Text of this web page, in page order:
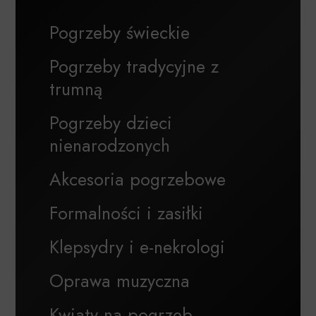
Pogrzeby świeckie
Pogrzeby tradycyjne z
trumną
Pogrzeby dzieci
nienarodzonych
Akcesoria pogrzebowe
Formalności i zasiłki
Klepsydry i e-nekrologi
Oprawa muzyczna